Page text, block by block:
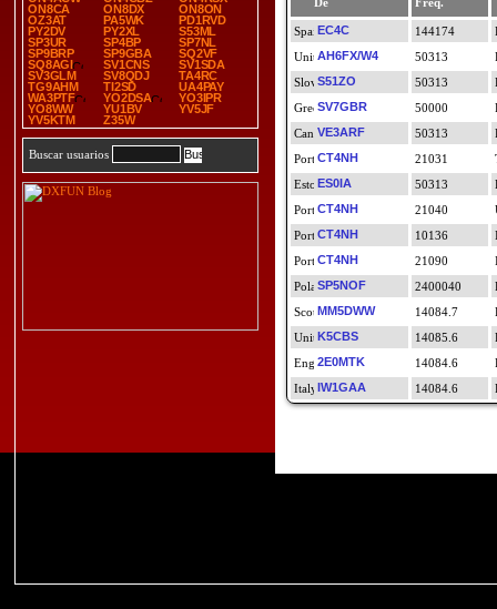
ON8CA
ON8DX
ON8ON
OZ3AT
PA5WK
PD1RVD
PY2DV
PY2XL
S53ML
SP3UR
SP4BP
SP7NL
SP9BRP
SP9GBA
SQ2VF
SQ8AGI
SV1CNS
SV1SDA
SV3GLM
SV8QDJ
TA4RC
TG9AHM
TI2SD
UA4PAY
WA3PTF
YO2DSA
YO3IPR
YO8WW
YU1BV
YV5JF
YV5KTM
Z35W
Buscar usuarios
EC4C
144174
AH6FX/W4
50313
S51ZO
50313
SV7GBR
50000
VE3ARF
50313
CT4NH
21031
ES0IA
50313
CT4NH
21040
CT4NH
10136
CT4NH
21090
SP5NOF
2400040
MM5DWW
14084.7
K5CBS
14085.6
2E0MTK
14084.6
IW1GAA
14084.6